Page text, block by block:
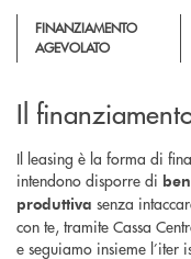
FINANZIAMENTO
AGEVOLATO
Il
Il leasing è la forma di
intendono disporre di
produttiva senza
con te, tramite Cassa
e seguiamo insieme l’iter